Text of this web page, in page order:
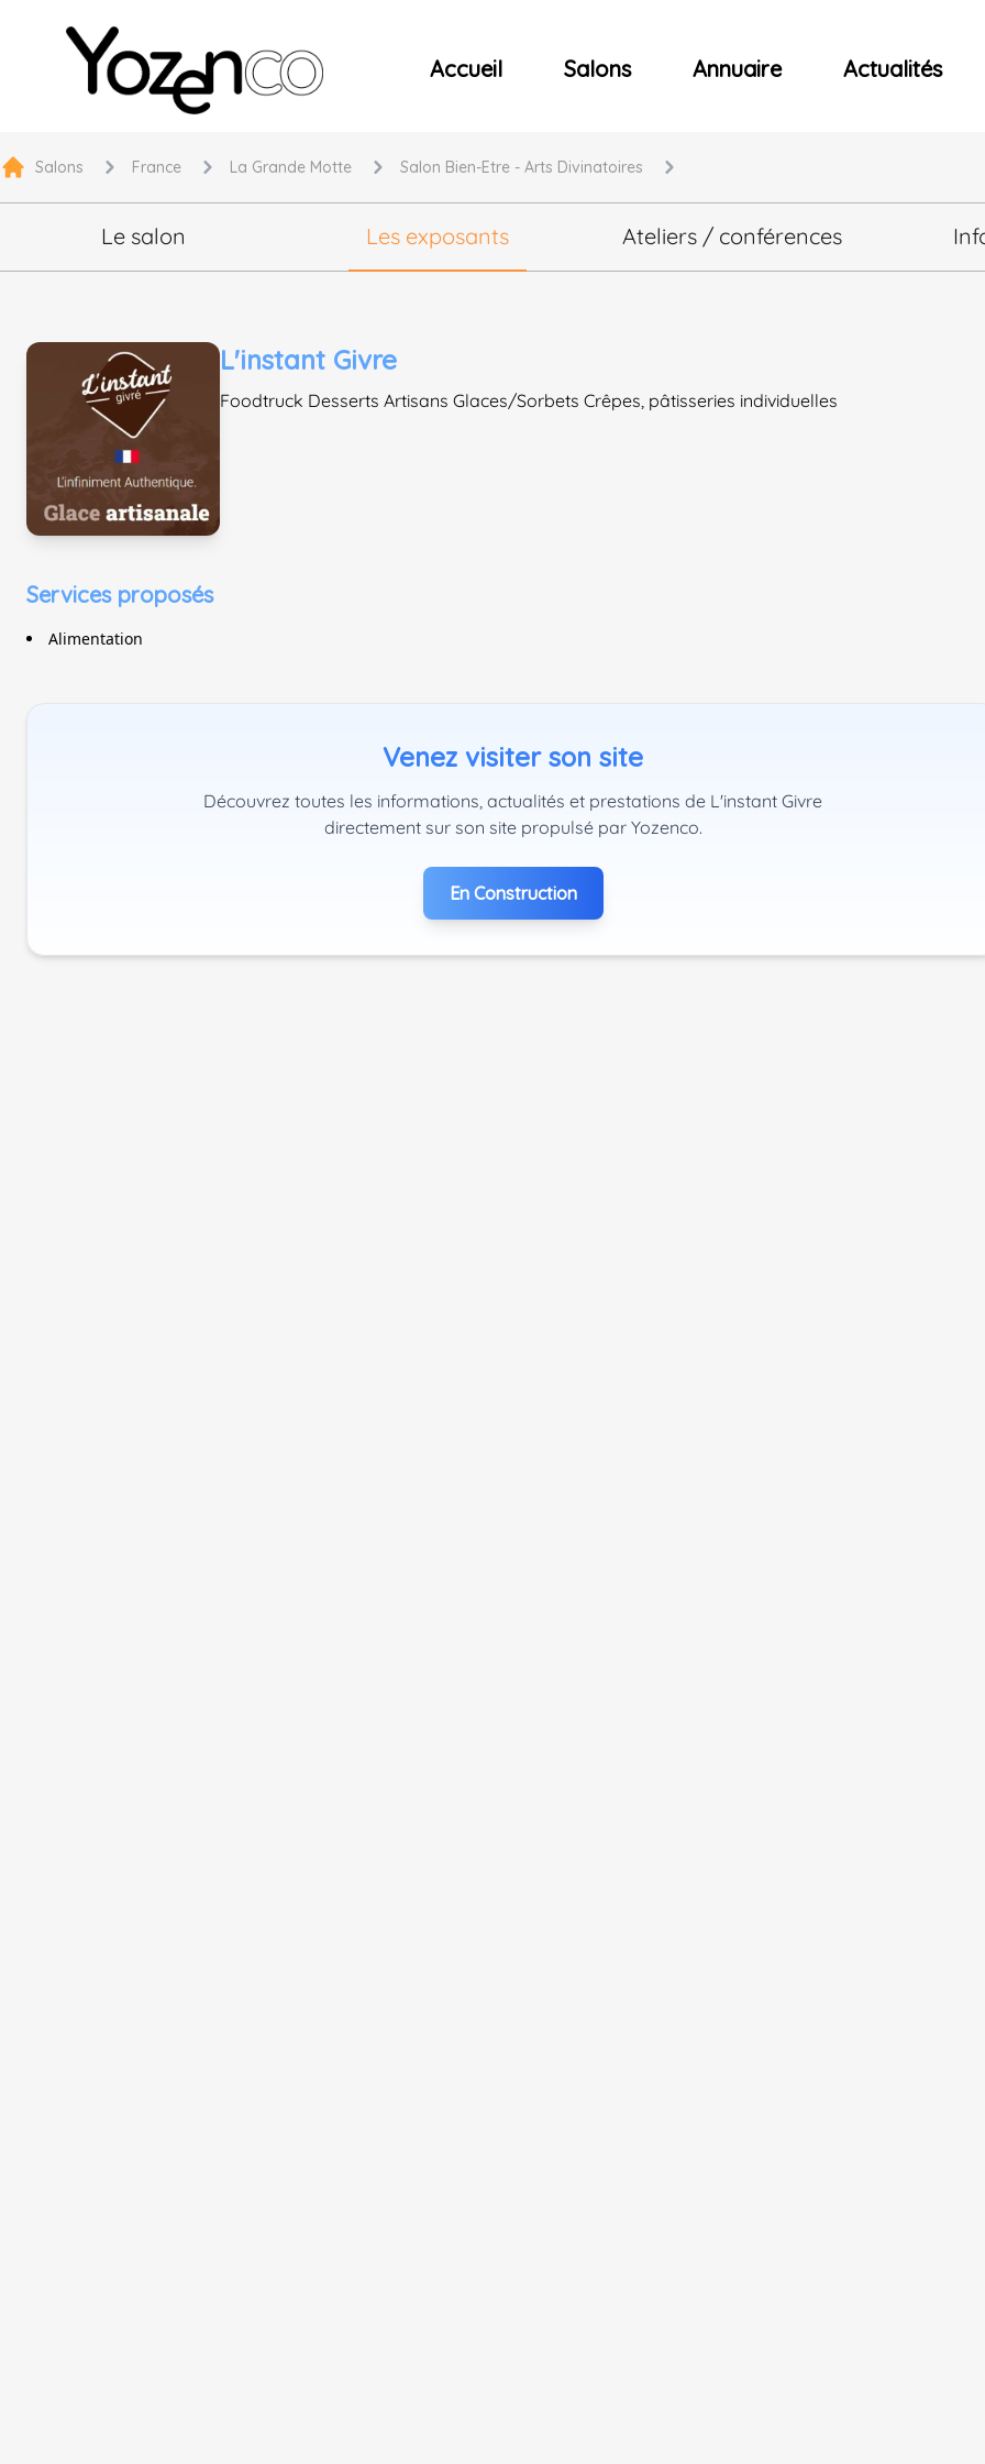
Yozenco - Organisateur de Salons, Evénements et Concerts
Accueil Salons Annuaire Actualités
Salons France La Grande Motte Salon Bien-Etre - Arts Divinatoires
Le salon Les exposants Ateliers / conférences
L'instant Givre
Foodtruck Desserts Artisans Glaces/Sorbets Crêpes, pâtisseries individuelles
Services proposés
Alimentation
Venez visiter son site
Découvrez toutes les informations, actualités et prestations de L'instant Givre
directement sur son site propulsé par Yozenco.
En Construction